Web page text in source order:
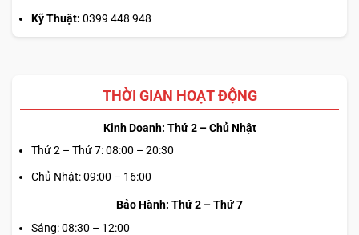
Kỹ Thuật: 0399 448 948
THỜI GIAN HOẠT ĐỘNG
Kinh Doanh: Thứ 2 – Chủ Nhật
Thứ 2 – Thứ 7: 08:00 – 20:30
Chủ Nhật: 09:00 – 16:00
Bảo Hành: Thứ 2 – Thứ 7
Sáng: 08:30 – 12:00